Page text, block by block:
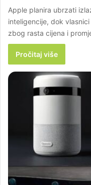
Apple planira ubrzati
inteligencije, dok
zbog rasta cijena i
Pročitaj više